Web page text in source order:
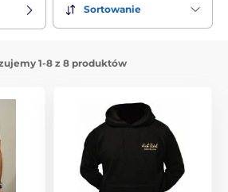
Sortowanie
1-8 z 8 produktów